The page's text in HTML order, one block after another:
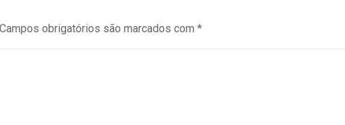
Campos obrigatórios são marcados com *